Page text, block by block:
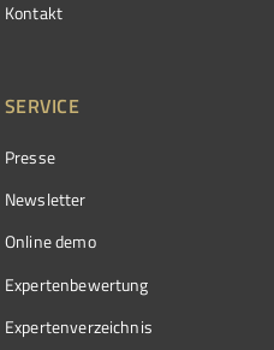
Kontakt
SERVICE
Presse
Newsletter
Online demo
Expertenbewertung
Expertenverzeichnis